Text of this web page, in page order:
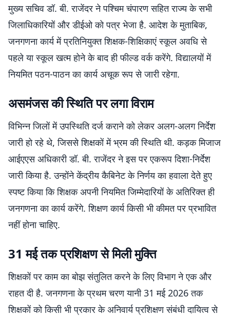
मुख्य सचिव डॉ. बी. राजेंदर ने पश्चिम चंपारण सहित राज्य के सभी
जिलाधिकारियों और डीईओ को पत्र भेजा है. आदेश के मुताबिक,
जनगणना कार्य में प्रतिनियुक्त शिक्षक-शिक्षिकाएं स्कूल अवधि से
पहले या स्कूल खत्म होने के बाद ही फील्ड वर्क करेंगे. विद्यालयों में
नियमित पठन-पाठन का कार्य अचूक रूप से जारी रहेगा.
असमंजस की स्थिति पर लगा विराम
विभिन्न जिलों में उपस्थिति दर्ज कराने को लेकर अलग-अलग निर्देश
जारी हो रहे थे, जिससे शिक्षकों में भ्रम की स्थिति थी. कड़क मिजाज
आईएएस अधिकारी डॉ. बी. राजेंदर ने इस पर एकरूप दिशा-निर्देश
जारी किया है. उन्होंने केंद्रीय कैबिनेट के निर्णय का हवाला देते हुए
स्पष्ट किया कि शिक्षक अपनी नियमित जिम्मेदारियों के अतिरिक्त ही
जनगणना का कार्य करेंगे. शिक्षण कार्य किसी भी कीमत पर प्रभावित
नहीं होना चाहिए.
31 मई तक प्रशिक्षण से मिली मुक्ति
शिक्षकों पर काम का बोझ संतुलित करने के लिए विभाग ने एक और
राहत दी है. जनगणना के प्रथम चरण यानी 31 मई 2026 तक
शिक्षकों को किसी भी प्रकार के अनिवार्य प्रशिक्षण संबंधी दायित्व से